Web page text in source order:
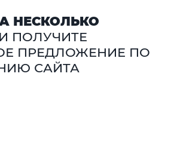
НЕСКОЛЬКО
И ПОЛУЧИТЕ
ПРЕДЛОЖЕНИЕ ПО
САЙТА